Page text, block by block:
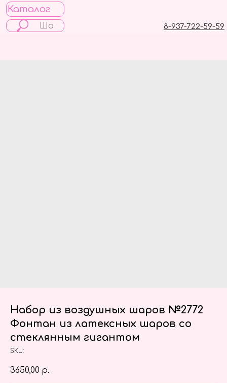
Каталог
8-937-722-59-59
Набор из воздушных шаров №2772
Фонтан из латексных шаров со
стеклянным гигантом
SKU:
3650,00 р.